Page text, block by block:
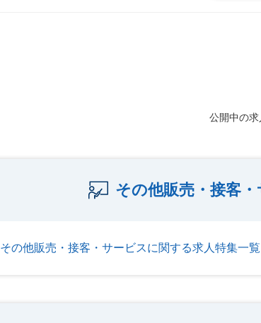
公開中の求
その他販売・接客
その他販売・接客・サービスに関する求人特集一覧